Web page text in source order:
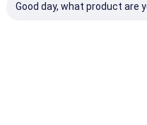
Good day, what product are